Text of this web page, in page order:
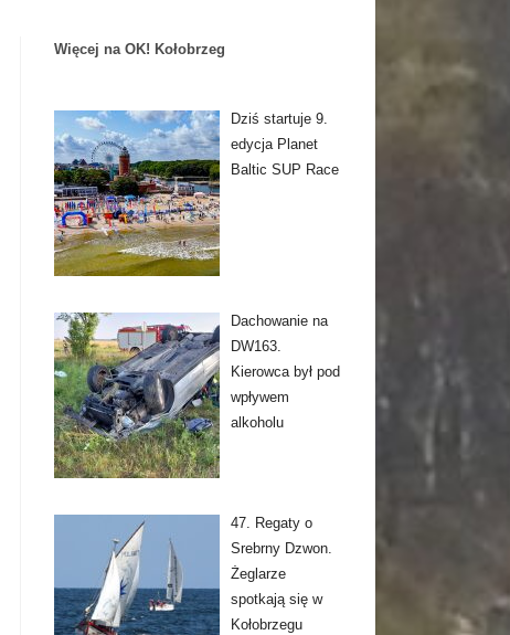
Więcej na OK! Kołobrzeg
Dziś startuje 9.
edycja Planet
Baltic SUP Race
Dachowanie na
DW163.
Kierowca był pod
wpływem
alkoholu
47. Regaty o
Srebrny Dzwon.
Żeglarze
spotkają się w
Kołobrzegu